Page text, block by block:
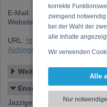
korrekte
zwingend
bei der Wahl der
alle Inhalte
Wir verwenden
Funktionen für
zu analysieren.
Informationen zu
Alle
Nur
E-Mail:
Website:
http://
URL: https://
Aichinger_Band.htm
Weitere Ensembles
Ensemble-Details
Jazziger Funk vom Feinsten